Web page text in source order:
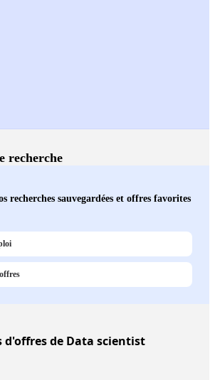
recherche
recherches sauvegardées et offres favorites
d'offres de Data scientist